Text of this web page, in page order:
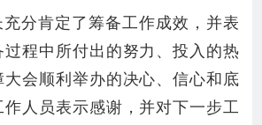
分肯定了筹备工作成效，并表
过程中所付出的努力、投入的热
会顺利举办的决心、信心和底
人员表示感谢，并对下一步工